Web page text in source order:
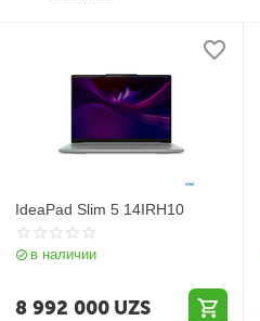
IdeaPad Slim 5 14IRH10
в наличии
8 992 000 UZS